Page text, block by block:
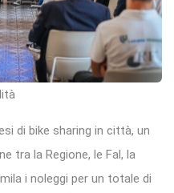
di bike sharing in città, un
tra la Regione, le Fal, la
i noleggi per un totale di